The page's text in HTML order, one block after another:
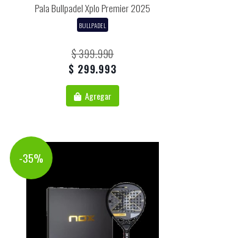
Pala Bullpadel Xplo Premier 2025
BULLPADEL
$ 399.990
$ 299.993
Agregar
-35%